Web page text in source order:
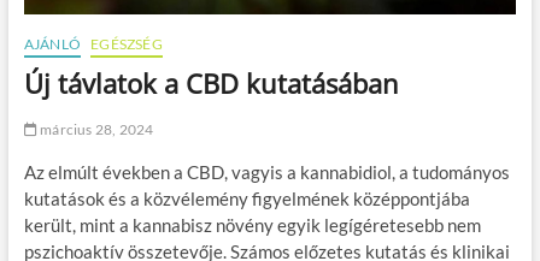
AJÁNLÓ EGÉSZSÉG
Új távlatok a CBD kutatásában
március 28, 2024
Az elmúlt években a CBD, vagyis a kannabidiol, a tudományos
kutatások és a közvélemény figyelmének középpontjába
került, mint a kannabisz növény egyik legígéretesebb nem
pszichoaktív összetevője. Számos előzetes kutatás és klinikai